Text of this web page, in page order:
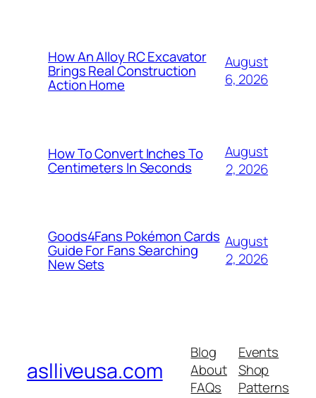
How An Alloy RC Excavator
Brings Real Construction
Action Home
August
6, 2026
How To Convert Inches To
Centimeters In Seconds
August
2, 2026
Goods4Fans Pokémon Cards
Guide For Fans Searching
New Sets
August
2, 2026
aslliveusa.com
Blog
About
FAQs
Events
Shop
Patterns